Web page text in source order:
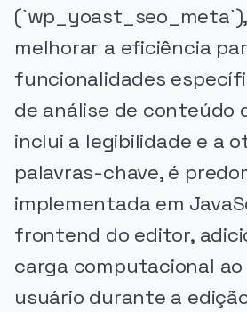
melhorar a eficiência
funcionalidades
de análise de conteúdo
inclui a legibilidade e a
palavras-chave, é
implementada em
frontend do editor,
carga computacional
usuário durante a